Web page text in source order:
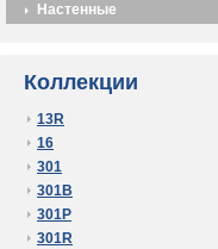
Настенные
Коллекции
13R
16
301
301B
301P
301R